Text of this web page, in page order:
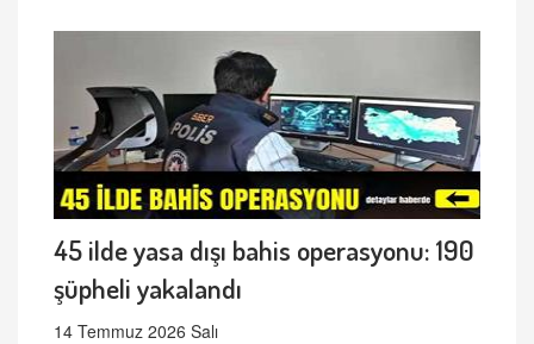
45 ilde yasa dışı bahis operasyonu: 190
şüpheli yakalandı
14 Temmuz 2026 Salı